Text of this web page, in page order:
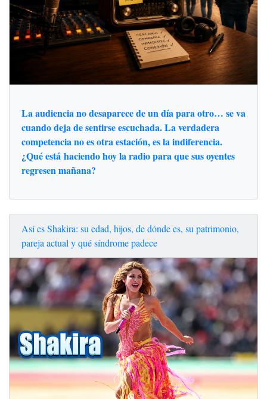
La audiencia no desaparece de un día para otro… se va
cuando deja de sentirse escuchada. La verdadera
competencia no es otra estación, es la indiferencia.
¿Qué está haciendo hoy la radio para que sus oyentes
regresen mañana?
Así es Shakira: su edad, hijos, de dónde es, su patrimonio,
pareja actual y qué síndrome padece